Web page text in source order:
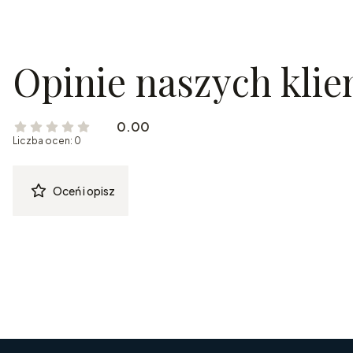
Opinie naszych
0.00
Liczba ocen: 0
Oceń i opisz